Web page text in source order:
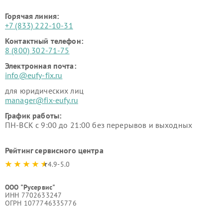
Горячая линия:
+7 (833) 222-10-31
Контактный телефон:
8 (800) 302-71-75
Электронная почта:
info@eufy-fix.ru
для юридических лиц
manager@fix-eufy.ru
График работы:
ПН-ВСК с 9:00 до 21:00 без перерывов и выходных
Рейтинг сервисного центра
4.9-5.0
ООО "Русервис"
ИНН 7702633247
ОГРН 1077746335776